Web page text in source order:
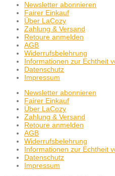
Newsletter abonnieren
Fairer Einkauf
Über LaCozy
Zahlung & Versand
Retoure anmelden
AGB
Widerrufsbelehrung
Informationen zur Echtheit
Datenschutz
Impressum
Newsletter abonnieren
Fairer Einkauf
Über LaCozy
Zahlung & Versand
Retoure anmelden
AGB
Widerrufsbelehrung
Informationen zur Echtheit
Datenschutz
Impressum